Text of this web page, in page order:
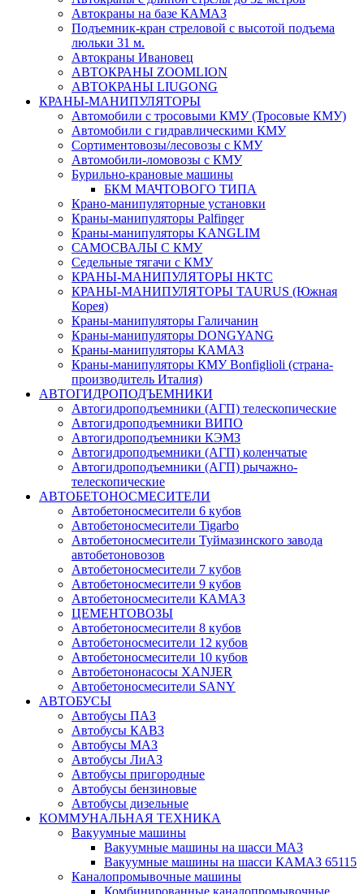
Автокраны на базе КАМАЗ
Подъемник-кран стреловой с высотой подъема
люльки 31 м.
Автокраны Ивановец
АВТОКРАНЫ ZOOMLION
АВТОКРАНЫ LIUGONG
КРАНЫ-МАНИПУЛЯТОРЫ
Автомобили с тросовыми КМУ (Тросовые КМУ)
Автомобили с гидравлическими КМУ
Сортиментовозы/лесовозы с КМУ
Автомобили-ломовозы с КМУ
Бурильно-крановые машины
БКМ МАЧТОВОГО ТИПА
Крано-манипуляторные установки
Краны-манипуляторы Palfinger
Краны-манипуляторы KANGLIM
САМОСВАЛЫ С КМУ
Седельные тягачи с КМУ
КРАНЫ-МАНИПУЛЯТОРЫ HKTC
КРАНЫ-МАНИПУЛЯТОРЫ TAURUS (Южная
Корея)
Краны-манипуляторы Галичанин
Краны-манипуляторы DONGYANG
Краны-манипуляторы КАМАЗ
Краны-манипуляторы КМУ Bonfiglioli (страна-
производитель Италия)
АВТОГИДРОПОДЪЕМНИКИ
Автогидроподъемники (АГП) телескопические
Автогидроподъемники ВИПО
Автогидроподъемники КЭМЗ
Автогидроподъемники (АГП) коленчатые
Автогидроподъемники (АГП) рычажно-
телескопические
АВТОБЕТОНОСМЕСИТЕЛИ
Автобетоносмесители 6 кубов
Автобетоносмесители Tigarbo
Автобетоносмесители Туймазинского завода
автобетоновозов
Автобетоносмесители 7 кубов
Автобетоносмесители 9 кубов
Автобетоносмесители КАМАЗ
ЦЕМЕНТОВОЗЫ
Автобетоносмесители 8 кубов
Автобетоносмесители 12 кубов
Автобетоносмесители 10 кубов
Автобетононасосы XANJER
Автобетоносмесители SANY
АВТОБУСЫ
Автобусы ПАЗ
Автобусы КАВЗ
Автобусы МАЗ
Автобусы ЛиАЗ
Автобусы пригородные
Автобусы бензиновые
Автобусы дизельные
КОММУНАЛЬНАЯ ТЕХНИКА
Вакуумные машины
Вакуумные машины на шасси МАЗ
Вакуумные машины на шасси КАМАЗ 65115
Каналопромывочные машины
Комбинированные каналопромывочные